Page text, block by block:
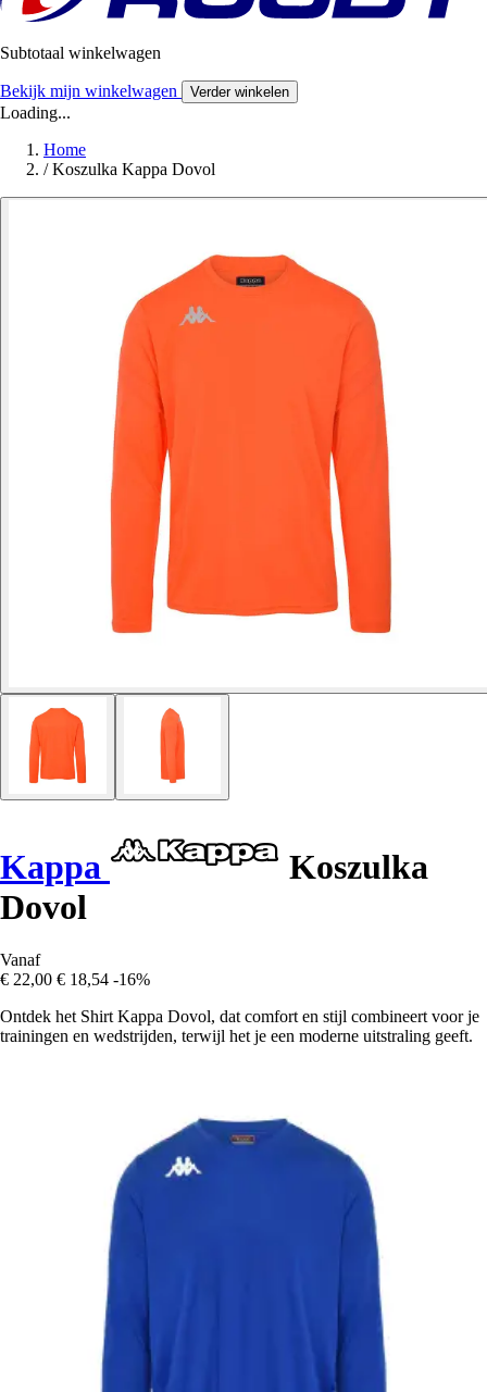
Subtotaal winkelwagen
Bekijk mijn winkelwagen Verder winkelen
Loading...
Home
/ Koszulka Kappa Dovol
Kappa
Koszulka
Dovol
Vanaf
€ 22,00 € 18,54 -16%
Ontdek het Shirt Kappa Dovol, dat comfort en stijl combineert voor je
trainingen en wedstrijden, terwijl het je een moderne uitstraling geeft.